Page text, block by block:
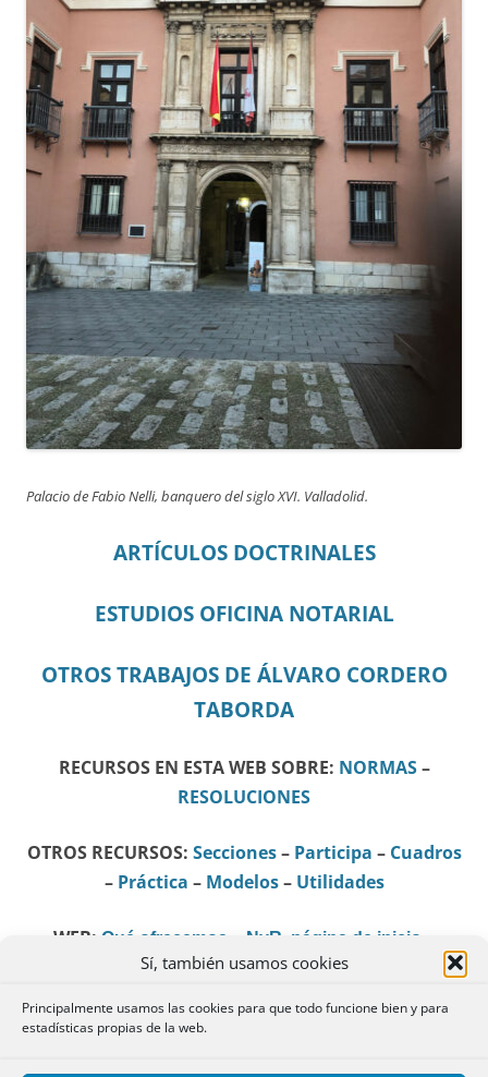
Sí, también usamos cookies
Principalmente usamos las cookies para que todo funcione bien y para
estadísticas propias de la web.
Palacio de Fabio Nelli, banquero del siglo XVI. Valladolid.
ARTÍCULOS DOCTRINALES
ESTUDIOS OFICINA NOTARIAL
OTROS TRABAJOS DE ÁLVARO CORDERO
TABORDA
RECURSOS EN ESTA WEB SOBRE: NORMAS–
RESOLUCIONES
OTROS RECURSOS: Secciones– Participa – Cuadros
– Práctica – Modelos– Utilidades
WEB: Qué ofrecemos NyR, página de inicio
Ideario Web
PORTADA DE LA WEB